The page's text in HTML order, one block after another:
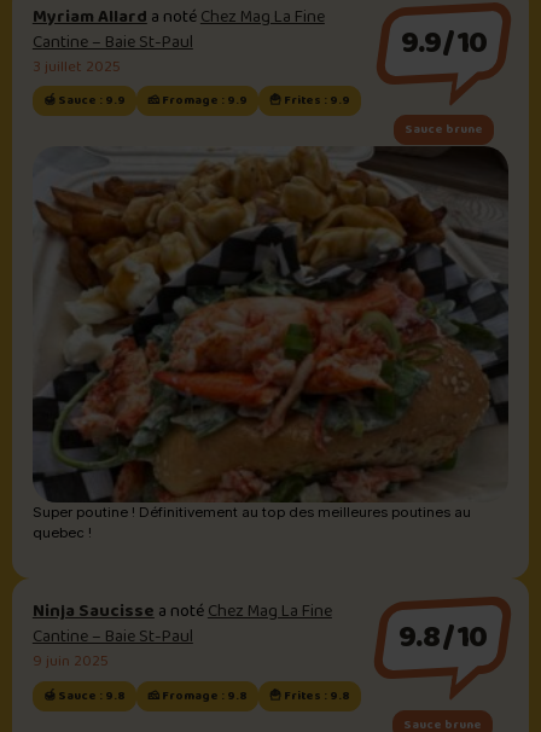
Myriam Allarda notéChez Mag La Fine
Cantine – Baie St-Paul
3 juillet 2025
🍯 Sauce : 9.9 🧀 Fromage : 9.9 🍟 Frites : 9.9
9.9/10
Sauce brune
Super poutine ! Définitivement au top des meilleures poutines au
quebec !
Ninja Saucissea notéChez Mag La Fine
Cantine – Baie St-Paul
9 juin 2025
🍯 Sauce : 9.8 🧀 Fromage : 9.8 🍟 Frites : 9.8
9.8/10
Sauce brune